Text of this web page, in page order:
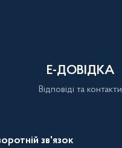
Е-ДОВІДКА
Відповіді та контакти
зв'язок